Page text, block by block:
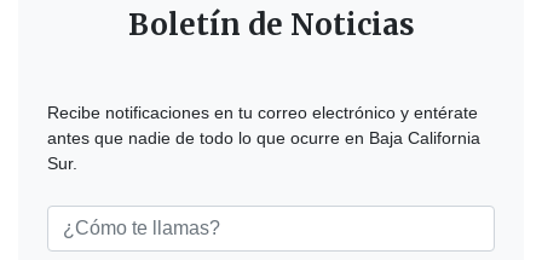
Boletín de Noticias
Recibe notificaciones en tu correo electrónico y entérate
antes que nadie de todo lo que ocurre en Baja California
Sur.